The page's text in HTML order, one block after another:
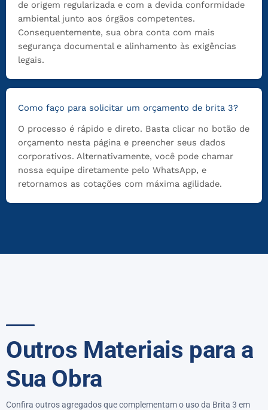
de origem regularizada e com a devida conformidade
ambiental junto aos órgãos competentes.
Consequentemente, sua obra conta com mais
segurança documental e alinhamento às exigências
legais.
Como faço para solicitar um orçamento de brita 3?
O processo é rápido e direto. Basta clicar no botão de
orçamento nesta página e preencher seus dados
corporativos. Alternativamente, você pode chamar
nossa equipe diretamente pelo WhatsApp, e
retornamos as cotações com máxima agilidade.
Outros Materiais para a
Sua Obra
Confira outros agregados que complementam o uso da Brita 3 em